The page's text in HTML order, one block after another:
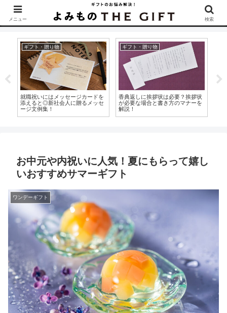
▶︎カタログギフトを探すなら『ソムリエ＠ギフト』をCheck！
ギフト・贈り物
就職祝いにはメッセージカードを
添えると◎新社会人に贈るメッセ
ージ文例集！
ギフト・贈り物
香典返しに挨拶状は必要？挨拶状
が必要な場合と書き方のマナーを
解説！
お中元や内祝いに人気！夏にもらって嬉し
いおすすめサマーギフト
ワンデーギフト
メニュー 検索